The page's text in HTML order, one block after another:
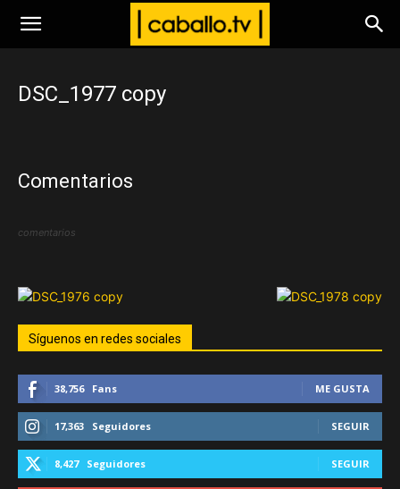
www.caballo.tv
DSC_1977 copy
Comentarios
comentarios
Síguenos en redes sociales
38,756 Fans ME GUSTA
17,363 Seguidores SEGUIR
8,427 Seguidores SEGUIR